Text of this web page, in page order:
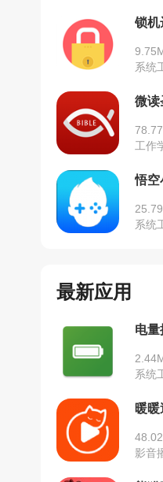
锁机
系统
微读
工作
悟空
系统
最新应用
电量
系统
暖暖
影音